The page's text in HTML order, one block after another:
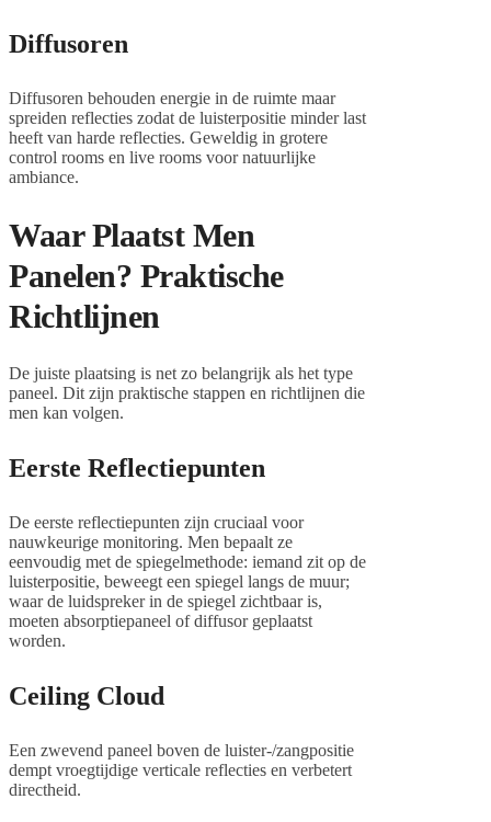
Diffusoren
Diffusoren behouden energie in de ruimte maar
spreiden reflecties zodat de luisterpositie minder last
heeft van harde reflecties. Geweldig in grotere
control rooms en live rooms voor natuurlijke
ambiance.
Waar Plaatst Men
Panelen? Praktische
Richtlijnen
De juiste plaatsing is net zo belangrijk als het type
paneel. Dit zijn praktische stappen en richtlijnen die
men kan volgen.
Eerste Reflectiepunten
De eerste reflectiepunten zijn cruciaal voor
nauwkeurige monitoring. Men bepaalt ze
eenvoudig met de spiegelmethode: iemand zit op de
luisterpositie, beweegt een spiegel langs de muur;
waar de luidspreker in de spiegel zichtbaar is,
moeten absorptiepaneel of diffusor geplaatst
worden.
Ceiling Cloud
Een zwevend paneel boven de luister-/zangpositie
dempt vroegtijdige verticale reflecties en verbetert
directheid.